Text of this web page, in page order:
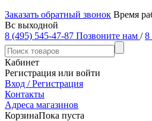
Заказать обратный звонок Время
Вс выходной
8 (495) 545-47-87 Позвоните нам / 8
Кабинет
Регистрация или войти
Вход / Регистрация
Контакты
Адреса магазинов
КорзинаПока пуста